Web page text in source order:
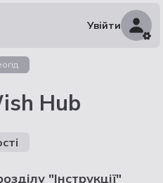
Увійти
Hub
"Інструкції"